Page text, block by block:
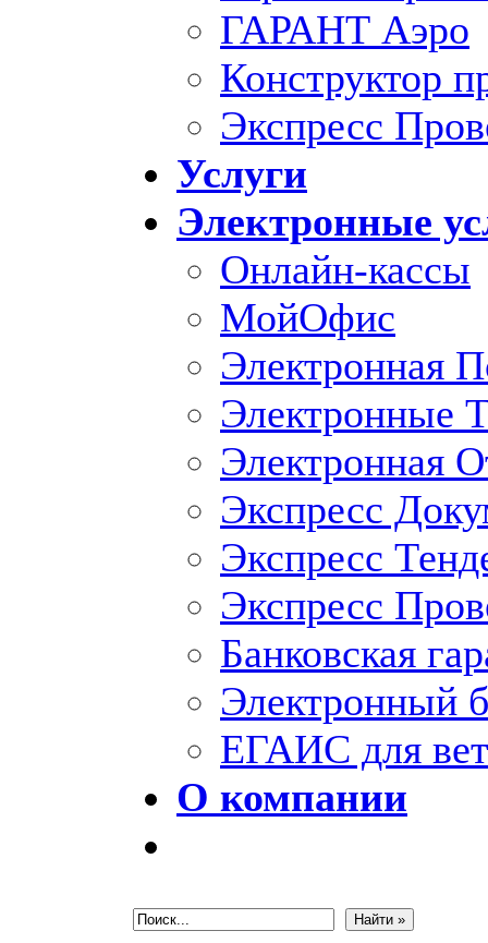
ГАРАНТ Аэро
Конструктор
Экспресс
Услуги
Электронные
Онлайн-кассы
МойОфис
Электронная
Электронные
Электронная
Экспресс
Экспресс
Экспресс
Банковская
Электронный
ЕГАИС для
О компании